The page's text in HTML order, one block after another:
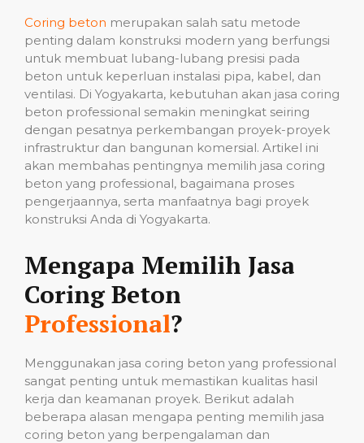
Coring beton merupakan salah satu metode
penting dalam konstruksi modern yang berfungsi
untuk membuat lubang-lubang presisi pada
beton untuk keperluan instalasi pipa, kabel, dan
ventilasi. Di Yogyakarta, kebutuhan akan jasa coring
beton professional semakin meningkat seiring
dengan pesatnya perkembangan proyek-proyek
infrastruktur dan bangunan komersial. Artikel ini
akan membahas pentingnya memilih jasa coring
beton yang professional, bagaimana proses
pengerjaannya, serta manfaatnya bagi proyek
konstruksi Anda di Yogyakarta.
Mengapa Memilih Jasa
Coring Beton
Professional?
Menggunakan jasa coring beton yang professional
sangat penting untuk memastikan kualitas hasil
kerja dan keamanan proyek. Berikut adalah
beberapa alasan mengapa penting memilih jasa
coring beton yang berpengalaman dan